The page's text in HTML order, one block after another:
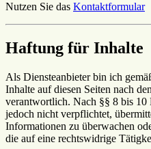
Nutzen Sie das Kontaktformular
Haftung für Inhalte
Als Diensteanbieter bin ich
Inhalte auf diesen Seiten nach
verantwortlich. Nach §§ 8 bis
jedoch nicht verpflichtet,
Informationen zu überwachen
die auf eine rechtswidrige